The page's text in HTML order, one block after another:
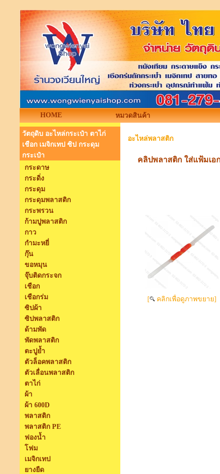
HOME หมวดสินค้า
วัตถุดิบ อะไหล่กระเป๋า ตาไก่
เชือก เมจิกเทป ซิป กระดุม
กระเป๋า
กระดาษ
กระดิ่ง
กระดุม
กระดุมพลาสติก
กระพรวน
ก้ามปูพลาสติก
กาว
กำมะหยี่
กุ๊น
ขอหมุน
จุ๊บติดกระจก
เชือก
เชือกร่ม
ซิปผ้า
ซิปพลาสติก
ด้ามพัด
พัดพลาสติก
ตะปูย้ำ
ตัวล็อคพลาสติก
ตัวเลื่อนพลาสติก
ตาไก่
ผ้า
ผ้า 600D
พลาสติก
พลาสติก PE
ฟองน้ำ
โฟม
เมจิกเทป
ยางยืด
อะไหล่พลาสติก
คลิปพลาสติก ใส่แฟ้มเ
[ คลิกเพื่อดูภาพขยาย]